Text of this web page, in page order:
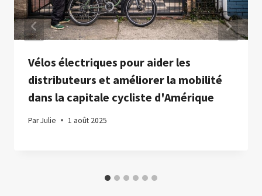
Vélos électriques pour aider les
distributeurs et améliorer la mobilité
dans la capitale cycliste d'Amérique
ParJulie 1 août 2025